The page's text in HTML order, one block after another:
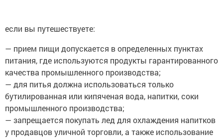
если вы путешествуете:
— прием пищи допускается в определенных пунктах
питания, где используются продукты гарантированного
качества промышленного производства;
— для питья должна использоваться только
бутилированная или кипяченая вода, напитки, соки
промышленного производства;
— запрещается покупать лед для охлаждения напитков
у продавцов уличной торговли, а также использование